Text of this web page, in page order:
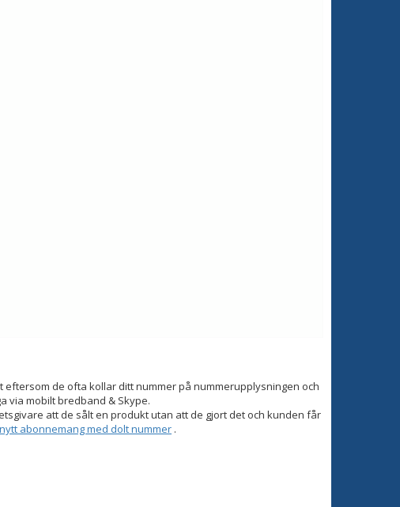
eftersom de ofta kollar ditt nummer på nummerupplysningen och
via mobilt bredband & Skype.
att de sålt en produkt utan att de gjort det och kunden får
abonnemang med dolt nummer .